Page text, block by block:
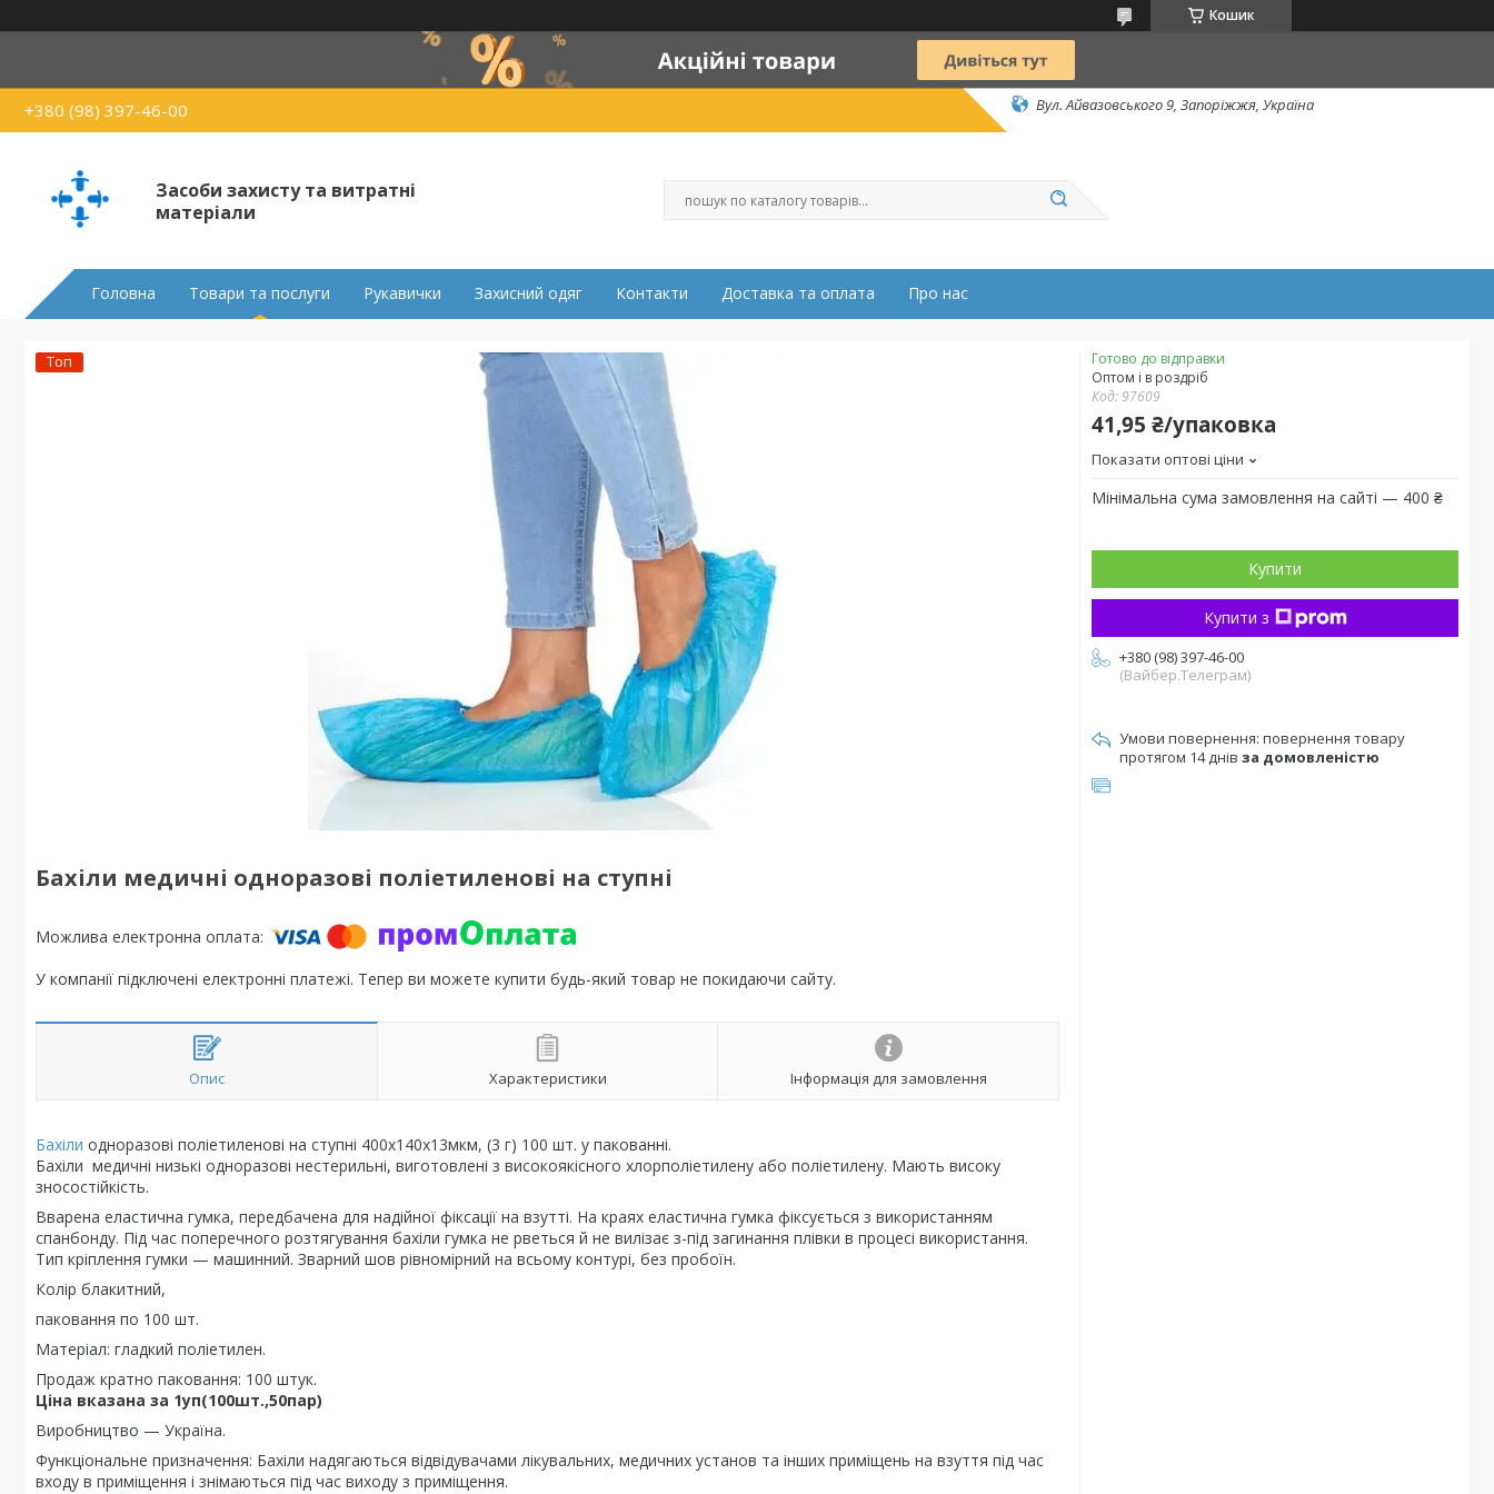
Кошик
+380 (98) 397-46-00 Вул. Айвазовського 9, Запоріжжя, Україна
Засоби захисту та витратні
матеріали
Головна Товари та послуги Рукавички Захисний одяг Контакти Доставка та оплата Про нас
Топ
Бахіли медичні одноразові поліетиленові на ступні
У компанії підключені електронні платежі. Тепер ви можете купити будь-який товар не покидаючи сайту.
Опис Характеристики Інформація для замовлення
Бахіли одноразові поліетиленові на ступні 400х140х13мкм, (3 г) 100 шт. у пакованні.
Бахіли медичні низькі одноразові нестерильні, виготовлені з високоякісного хлорполіетилену або поліетилену. Мають високу
зносостійкість.
Вварена еластична гумка, передбачена для надійної фіксації на взутті. На краях еластична гумка фіксується з використанням
спанбонду. Під час поперечного розтягування бахіли гумка не рветься й не вилізає з-під загинання плівки в процесі використання.
Тип кріплення гумки — машинний. Зварний шов рівномірний на всьому контурі, без пробоїн.
Колір блакитний,
паковання по 100 шт.
Матеріал: гладкий поліетилен.
Продаж кратно паковання: 100 штук.
Ціна вказана за 1уп(100шт.,50пар)
Виробництво — Україна.
Функціональне призначення: Бахіли надягаються відвідувачами лікувальних, медичних установ та інших приміщень на взуття під час
входу в приміщення і знімаються під час виходу з приміщення.
Готово до відправки
Оптом і в роздріб
Код:97609
41,95 ₴/упаковка
Показати оптові ціни
Мінімальна сума замовлення на сайті — 400 ₴
Купити
Купити з
+380 (98) 397-46-00
(Вайбер.Телеграм)
повернення товару
протягом 14 днів за домовленістю